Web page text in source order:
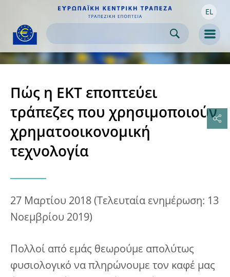
Skip to
content EL
Πώς η ΕΚΤ εποπτεύει
τράπεζες που χρησιμοποιούν
χρηματοοικονομική
τεχνολογία
27 Μαρτίου 2018 (Τελευταία ενημέρωση: 13
Νοεμβρίου 2019)
Πολλοί από εμάς θεωρούμε απολύτως
φυσιολογικό να πληρώνουμε τον καφέ μας